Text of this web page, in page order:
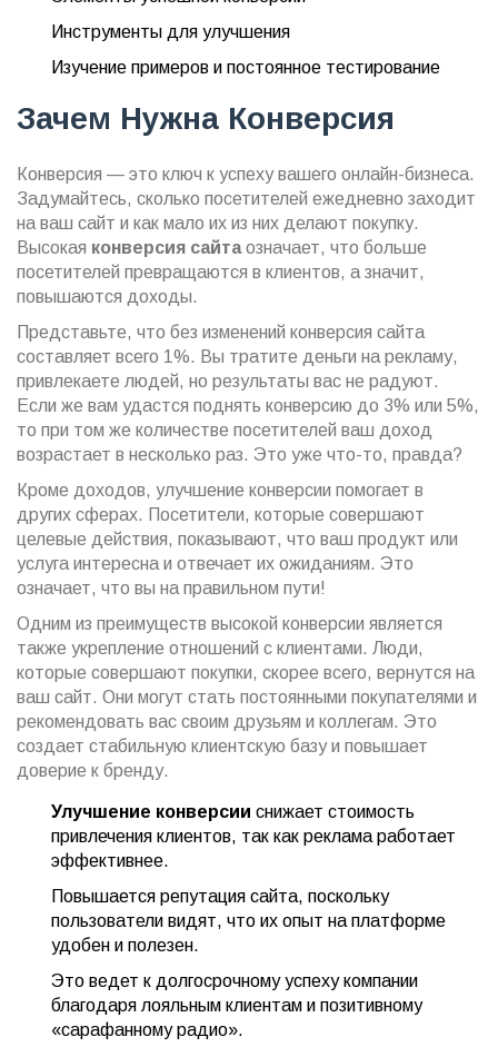
Инструменты для улучшения
Изучение примеров и постоянное тестирование
Зачем Нужна Конверсия
Конверсия — это ключ к успеху вашего онлайн-бизнеса.
Задумайтесь, сколько посетителей ежедневно заходит
на ваш сайт и как мало их из них делают покупку.
Высокая конверсия сайтаозначает, что больше
посетителей превращаются в клиентов, а значит,
повышаются доходы.
Представьте, что без изменений конверсия сайта
составляет всего 1%. Вы тратите деньги на рекламу,
привлекаете людей, но результаты вас не радуют.
Если же вам удастся поднять конверсию до 3% или 5%,
то при том же количестве посетителей ваш доход
возрастает в несколько раз. Это уже что-то, правда?
Кроме доходов, улучшение конверсии помогает в
других сферах. Посетители, которые совершают
целевые действия, показывают, что ваш продукт или
услуга интересна и отвечает их ожиданиям. Это
означает, что вы на правильном пути!
Одним из преимуществ высокой конверсии является
также укрепление отношений с клиентами. Люди,
которые совершают покупки, скорее всего, вернутся на
ваш сайт. Они могут стать постоянными покупателями и
рекомендовать вас своим друзьям и коллегам. Это
создает стабильную клиентскую базу и повышает
доверие к бренду.
Улучшение конверсии снижает стоимость
привлечения клиентов, так как реклама работает
эффективнее.
Повышается репутация сайта, поскольку
пользователи видят, что их опыт на платформе
удобен и полезен.
Это ведет к долгосрочному успеху компании
благодаря лояльным клиентам и позитивному
«сарафанному радио».